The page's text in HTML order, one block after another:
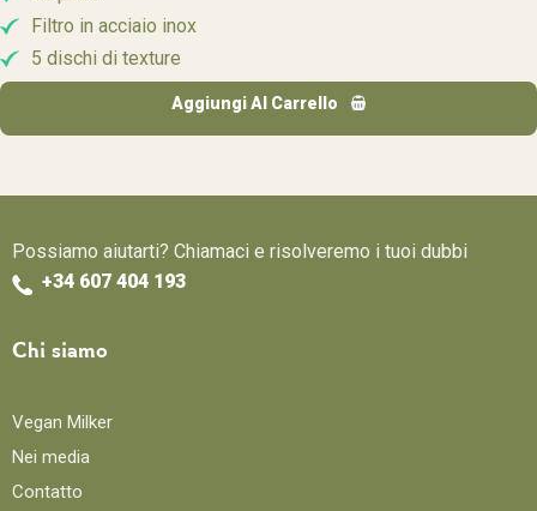
Filtro in acciaio inox
5 dischi di texture
Aggiungi Al Carrello
Possiamo aiutarti? Chiamaci e risolveremo i tuoi dubbi
+34 607 404 193
Chi siamo
Vegan Milker
Nei media
Contatto